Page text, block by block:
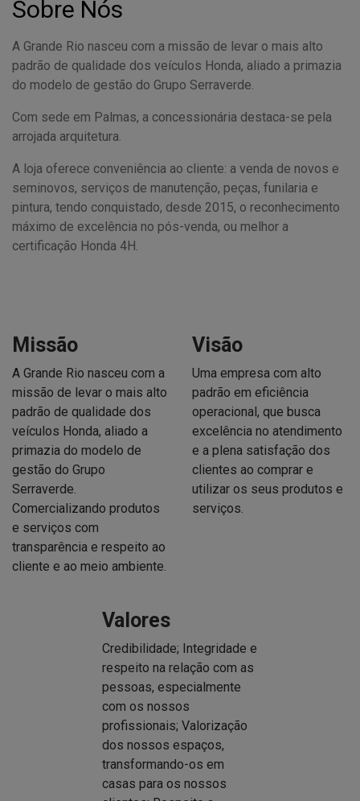
Sobre Nós
A Grande Rio nasceu com a missão de levar o mais alto
padrão de qualidade dos veículos Honda, aliado a primazia
do modelo de gestão do Grupo Serraverde.
Com sede em Palmas, a concessionária destaca-se pela
arrojada arquitetura.
A loja oferece conveniência ao cliente: a venda de novos e
seminovos, serviços de manutenção, peças, funilaria e
pintura, tendo conquistado, desde 2015, o reconhecimento
máximo de excelência no pós-venda, ou melhor a
Missão
A Grande Rio nasceu com a
missão de levar o mais alto
padrão de qualidade dos
veículos Honda, aliado a
primazia do modelo de
gestão do Grupo
Serraverde.
Comercializando produtos
e serviços com
Visão
Uma empresa com alto
padrão em eficiência
operacional, que busca
excelência no atendimento
e a plena satisfação dos
clientes ao comprar e
utilizar os seus produtos e
Valores
Credibilidade; Integridade e
respeito na relação com as
pessoas, especialmente
com os nossos
profissionais; Valorização
transformando-os em